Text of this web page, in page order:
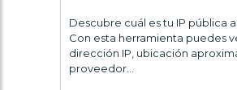
Descubre cuál es tu IP pública
Con esta herramienta puedes
dirección IP, ubicación
proveedor…